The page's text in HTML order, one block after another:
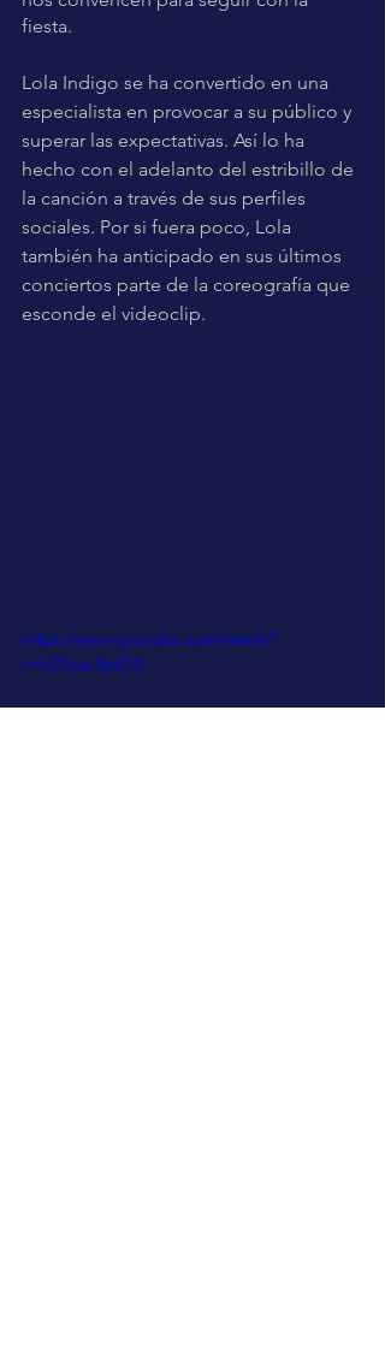
fiesta.
Lola Indigo se ha convertido en una
especialista en provocar a su público y
superar las expectativas. Así lo ha
hecho con el adelanto del estribillo de
la canción a través de sus perfiles
sociales. Por si fuera poco, Lola
también ha anticipado en sus últimos
conciertos parte de la coreografía que
esconde el videoclip.
https://www.youtube.com/watch?
v=hZSosx1btOU